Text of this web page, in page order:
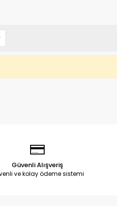
Güvenli Alışveriş
ve kolay ödeme sistemi